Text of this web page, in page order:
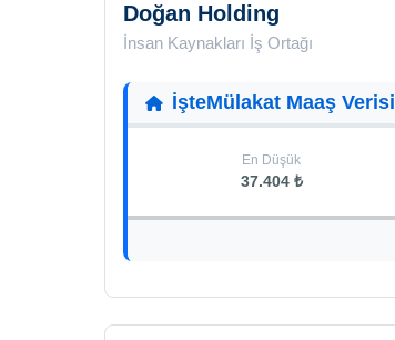
Doğan Holding
İnsan Kaynakları İş Ortağı
İşteMülakat Maaş Verisi
En Düşük
37.404 ₺